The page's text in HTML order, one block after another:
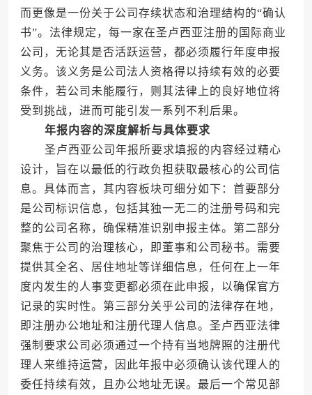
而更像是一份关于公司存续状态和治理结构的“确认
书”。法律规定，每一家在圣卢西亚注册的国际商业
公司，无论其是否活跃运营，都必须履行年度申报
义务。该义务是公司法人资格得以持续有效的必要
条件，若公司未能履行，则其法律上的良好地位将
受到挑战，进而可能引发一系列不利后果。
年报内容的深度解析与具体要求
圣卢西亚公司年报所要求填报的内容经过精心
设计，旨在以最低的行政负担获取最核心的公司信
息。具体而言，其内容板块可细分如下：首要部分
是公司标识信息，包括其独一无二的注册号码和完
整的公司名称，确保精准识别申报主体。第二部分
聚焦于公司的治理核心，即董事和公司秘书。需要
提供其全名、居住地址等详细信息，任何在上一年
度内发生的人事变更都必须在此申报，以确保官方
记录的实时性。第三部分关乎公司的法律存在地，
即注册办公地址和注册代理人信息。圣卢西亚法律
强制要求公司必须通过一个持有当地牌照的注册代
理人来维持运营，因此年报中必须确认该代理人的
委任持续有效，且办公地址无误。最后一个常见部